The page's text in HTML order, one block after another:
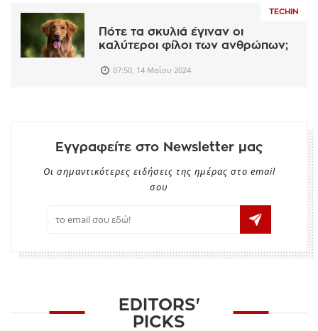
TECHIN
Πότε τα σκυλιά έγιναν οι
καλύτεροι φίλοι των ανθρώπων;
07:50, 14 Μαΐου 2024
Εγγραφείτε στο Newsletter μας
Οι σημαντικότερες ειδήσεις της ημέρας στο email
σου
EDITORS'
PICKS